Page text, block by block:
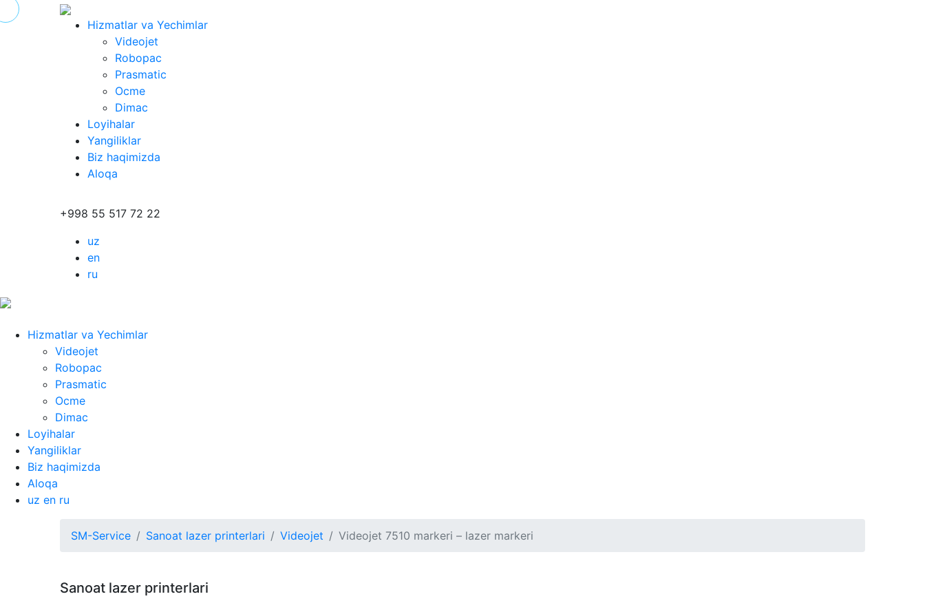
Hizmatlar va Yechimlar
Videojet
Robopac
Prasmatic
Ocme
Dimac
Loyihalar
Yangiliklar
Biz haqimizda
Aloqa
+998 55 517 72 22
uz
en
ru
Hizmatlar va Yechimlar
Videojet
Robopac
Prasmatic
Ocme
Dimac
Loyihalar
Yangiliklar
Biz haqimizda
Aloqa
uz en ru
SM-Service Sanoat lazer printerlari Videojet Videojet 7510 markeri – lazer markeri
Sanoat lazer printerlari